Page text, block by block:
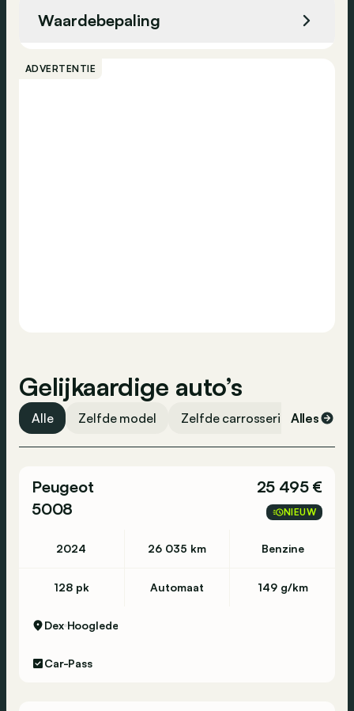
Waardebepaling
ADVERTENTIE
Gelijkaardige auto’s
Alle Zelfde model Zelfde carrosserievorm
Alles
Peugeot
5008
25 495 €
NIEUW
2024 26 035 km Benzine
128 pk Automaat 149 g/km
Dex Hooglede
Car-Pass